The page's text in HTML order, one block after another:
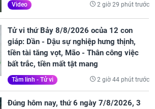
Video 2 giờ 29 phút trước
Tử vi thứ Bảy 8/8/2026 ocủa 12 con
giáp: Dần - Dậu sự nghiệp hưng thịnh,
tiền tài tăng vọt, Mão - Thân công việc
bất trắc, tiền mất tật mang
Tâm linh - Tử vi 2 giờ 44 phút trước
Đúng hôm nay, thứ 6 ngày 7/8/2026, 3